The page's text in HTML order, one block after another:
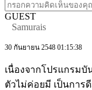
GUEST
Samurais
30 กันยายน 2548 01:15:38
เนื่องจากโปรแกรม
ตัวไม่ค่อยมี เป็นกา